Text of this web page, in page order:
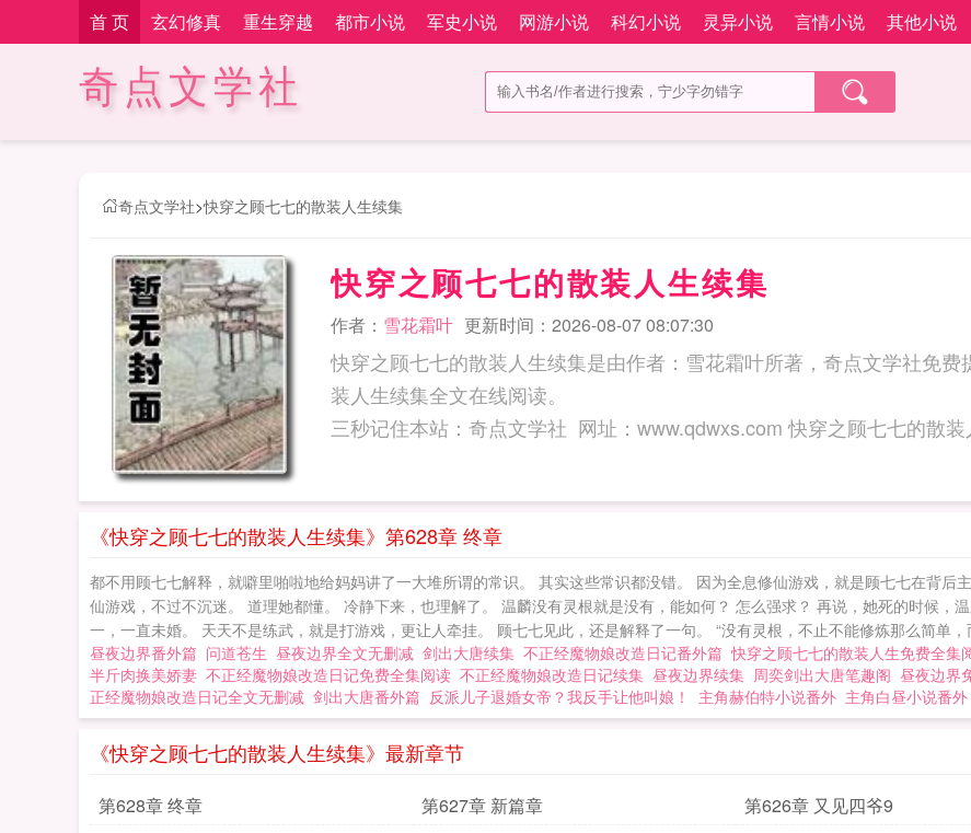
首 页 玄幻修真 重生穿越 都市小说 军史小说 网游小说 科幻小说 灵异小说 言情小说 其他小说
奇点文学社
奇点文学社>快穿之顾七七的散装人生续集
快穿之顾七七的散装人生续集
作者： 雪花霜叶 更新时间：2026-08-07 08:07:30
快穿之顾七七的散装人生续集是由作者：雪花霜叶所著，奇点文学社免费
装人生续集全文在线阅读。
三秒记住本站：奇点文学社 网址：www.qdwxs.com 快
《快穿之顾七七的散装人生续集》第628章 终章
都不用顾七七解释，就噼里啪啦地给妈妈讲了一大堆所谓的常识。 其实这些常识都没错。 因为全息修仙游戏，就是顾七七在背后
仙游戏，不过不沉迷。 道理她都懂。 冷静下来，也理解了。 温麟没有灵根就是没有，能如何？ 怎么强求？ 再说，她死的时候，
一，一直未婚。 天天不是练武，就是打游戏，更让人牵挂。 顾七七见此，还是解释了一句。 “没有灵根，不止不能修炼那么简单
昼夜边界番外篇 问道苍生 昼夜边界全文无删减 剑出大唐续集 不正经魔物娘改造日记番外篇 快穿之顾七七的散装人生免费全集
半斤肉换美娇妻 不正经魔物娘改造日记免费全集阅读 不正经魔物娘改造日记续集 昼夜边界续集 周奕剑出大唐笔趣阁 昼夜边界
正经魔物娘改造日记全文无删减 剑出大唐番外篇 反派儿子退婚女帝？我反手让他叫娘！ 主角赫伯特小说番外 主角白昼小说番外
《快穿之顾七七的散装人生续集》最新章节
第628章 终章 第627章 新篇章 第626章 又见四爷9